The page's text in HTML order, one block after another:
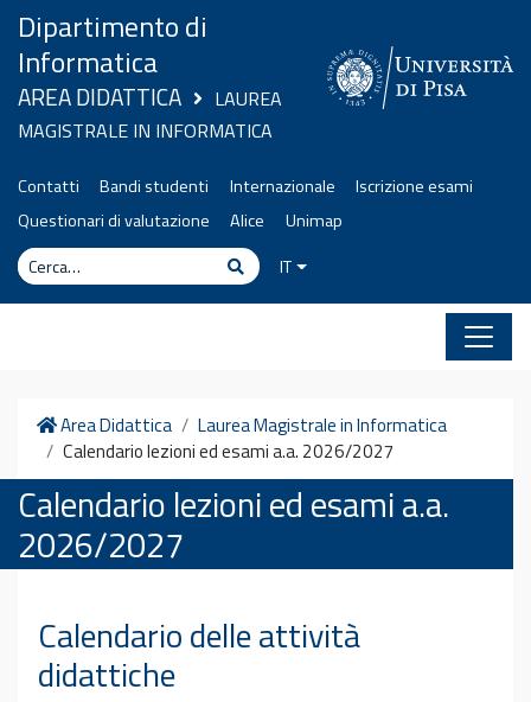
Vai al contenuto
Dipartimento di
Informatica
AREA DIDATTICA
LAUREA
MAGISTRALE IN INFORMATICA
Contatti Bandi studenti Internazionale
Iscrizione esami
Questionari di valutazione
Alice
Unimap
Cerca
CercaIT
Home
Area Didattica
Laurea Magistrale in Informatica
Calendario lezioni ed esami a.a. 2026/2027
Calendario lezioni ed esami a.a.
2026/2027
Calendario delle attività
didattiche